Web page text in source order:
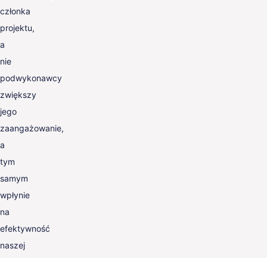
członka
projektu,
a
nie
podwykonawcy
zwiększy
jego
zaangażowanie,
a
tym
samym
wpłynie
na
efektywność
naszej